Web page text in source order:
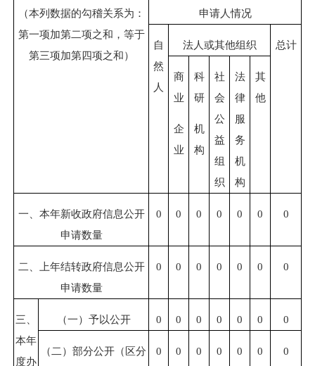
（本列数据的勾稽关系为：
第一项加第二项之和，等于
第三项加第四项之和）
申请人情况
自
然
人
法人或其他组织 总计
商
业
企
业
科
研
机
构
社
会
公
益
组
织
法
律
服
务
机
构
其
他
一、本年新收政府信息公开
申请数量
0 0 0 0 0 0 0
二、上年结转政府信息公开
申请数量
0 0 0 0 0 0 0
三、
本年
度办
（一）予以公开 0 0 0 0 0 0 0
（二）部分公开（区分
0 0 0 0 0 0 0